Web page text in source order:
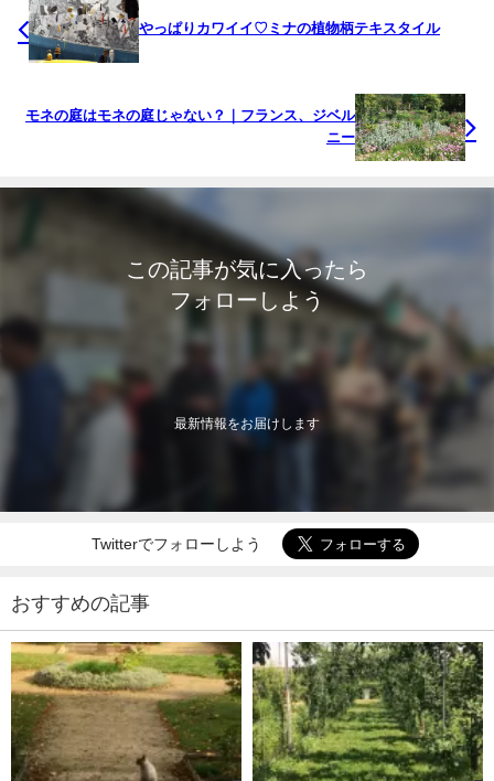
やっぱりカワイイ♡ミナの植物柄テキスタイル
モネの庭はモネの庭じゃない？｜フランス、ジベル
ニー
この記事が気に入ったら
フォローしよう
最新情報をお届けします
Twitterでフォローしよう
おすすめの記事